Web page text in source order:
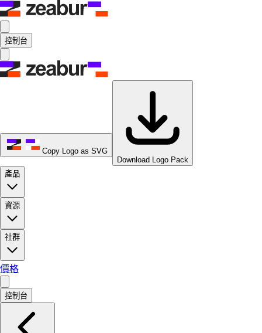
控制台
Copy Logo as SVG
Download Logo Pack
產品
資源
社群
價格
控制台